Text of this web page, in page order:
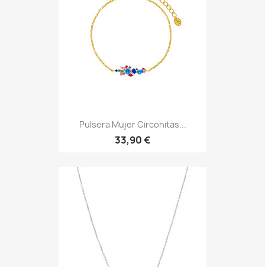
Pulsera Mujer Circonitas...
33,90 €